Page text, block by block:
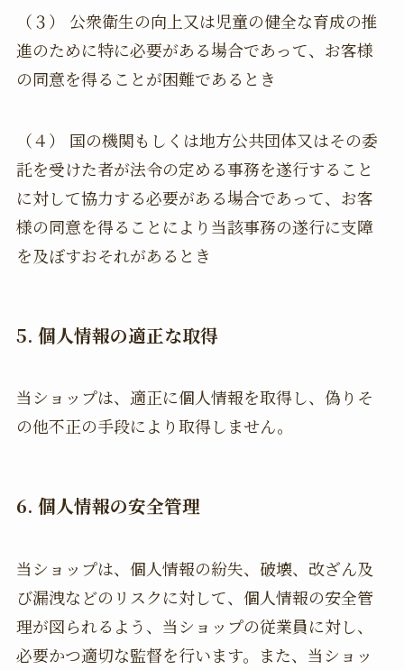
（３） 公衆衛生の向上又は児童の健全な育成の推
進のために特に必要がある場合であって、お客様
の同意を得ることが困難であるとき
（４） 国の機関もしくは地方公共団体又はその委
託を受けた者が法令の定める事務を遂行すること
に対して協力する必要がある場合であって、お客
様の同意を得ることにより当該事務の遂行に支障
を及ぼすおそれがあるとき
5. 個人情報の適正な取得
当ショップは、適正に個人情報を取得し、偽りそ
の他不正の手段により取得しません。
6. 個人情報の安全管理
当ショップは、個人情報の紛失、破壊、改ざん及
び漏洩などのリスクに対して、個人情報の安全管
理が図られるよう、当ショップの従業員に対し、
必要かつ適切な監督を行います。また、当ショッ